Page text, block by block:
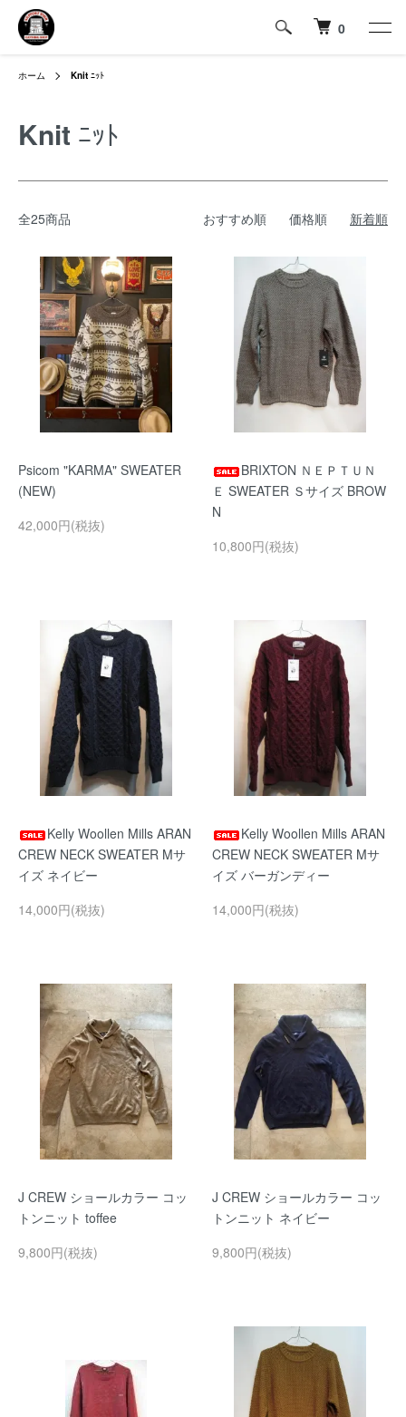
0
ホーム Knit ﾆｯﾄ
Knit ﾆｯﾄ
全25商品 おすすめ順 価格順 新着順
Psicom "KARMA" SWEATER
(NEW)
42,000円(税抜)
BRIXTON ＮＥＰＴＵＮ
Ｅ SWEATER Ｓサイズ BROW
N
10,800円(税抜)
Kelly Woollen Mills ARAN
CREW NECK SWEATER Mサ
イズ ネイビー
14,000円(税抜)
Kelly Woollen Mills ARAN
CREW NECK SWEATER Mサ
イズ バーガンディー
14,000円(税抜)
J CREW ショールカラー コッ
トンニット toffee
9,800円(税抜)
J CREW ショールカラー コッ
トンニット ネイビー
9,800円(税抜)